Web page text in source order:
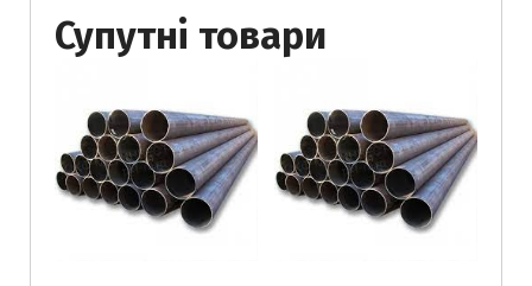
Супутні товари